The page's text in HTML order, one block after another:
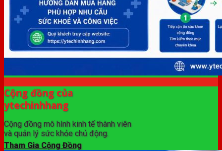
Cộng đồng của
ytechinhhang
Cộng đồng mô hình kinh tế thành viên
và quản lý sức khỏe chủ động.
Tham Gia Cộng Đồng